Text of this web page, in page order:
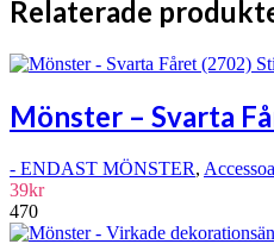
Relaterade
Mönster – Svarta
- ENDAST MÖNSTER,
39kr
470